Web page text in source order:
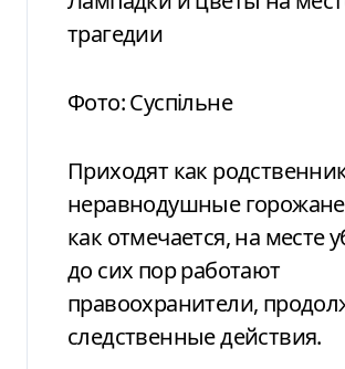
трагедии
Фото: Суспільне
Приходят как
неравнодушные
как отмечается, на месте
до сих пор работают
правоохранители,
следственные действия.